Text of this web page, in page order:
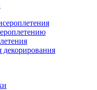
декорирования